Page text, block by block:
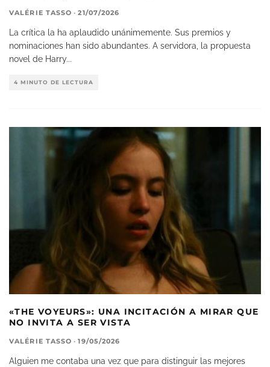
VALÉRIE TASSO · 21/07/2026
La crítica la ha aplaudido unánimemente. Sus premios y
nominaciones han sido abundantes. A servidora, la propuesta
novel de Harry...
4 MINUTO DE LECTURA
«THE VOYEURS»: UNA INCITACIÓN A MIRAR QUE
NO INVITA A SER VISTA
VALÉRIE TASSO · 19/05/2026
Alguien me contaba una vez que para distinguir las mejores